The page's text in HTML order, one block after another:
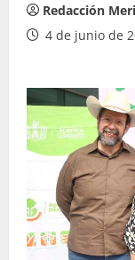
Redacción
4 de junio de